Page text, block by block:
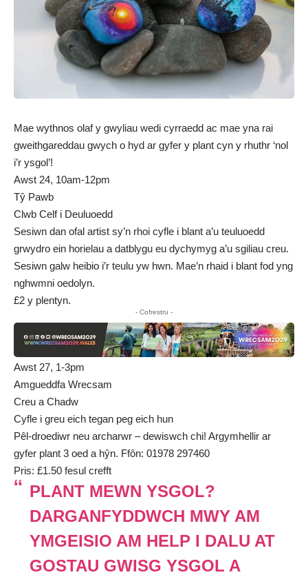
Mae wythnos olaf y gwyliau wedi cyrraedd ac mae yna rai
gweithgareddau gwych o hyd ar gyfer y plant cyn y rhuthr ‘nol
i’r ysgol’!
Awst 24, 10am-12pm
Tŷ Pawb
Clwb Celf i Deuluoedd
Sesiwn dan ofal artist sy’n rhoi cyfle i blant a’u teuluoedd
grwydro ein horielau a datblygu eu dychymyg a’u sgiliau creu.
Sesiwn galw heibio i’r teulu yw hwn. Mae’n rhaid i blant fod yng
nghwmni oedolyn.
£2 y plentyn.
- Cofrestru -
Awst 27, 1-3pm
Amgueddfa Wrecsam
Creu a Chadw
Cyfle i greu eich tegan peg eich hun
Pêl-droediwr neu archarwr – dewiswch chi! Argymhellir ar
gyfer plant 3 oed a hŷn. Ffôn: 01978 297460
Pris: £1.50 fesul crefft
PLANT MEWN YSGOL?
DARGANFYDDWCH MWY AM
YMGEISIO AM HELP I DALU AT
GOSTAU GWISG YSGOL A